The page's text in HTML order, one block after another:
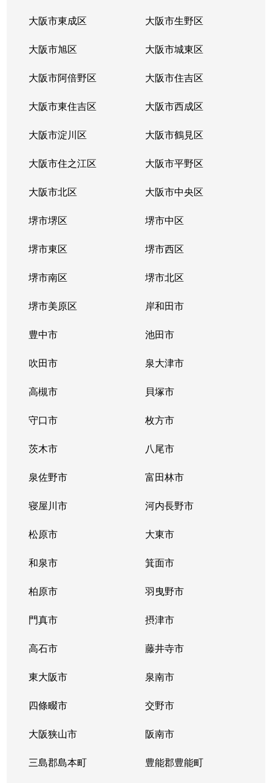
阪南町 文の里
阪南町
文の里
阪南町
2,100万円 松虫
美章園
7,000万円 河堀口
美章園
美章園
美章園
1,300万円 美章園
文の里
37,000万円 昭和町(大阪)
文の里
昭和町(大阪)
文の里
文の里
松虫通
北天下茶屋
松虫通
13,000万円 松虫
松虫通
松虫
松虫通
松虫
松虫通
松虫
丸山通
松虫
桃ケ池町
昭和町(大阪)
大阪市東成区 大阪市生野区
大阪市旭区 大阪市城東区
大阪市阿倍野区 大阪市住吉区
大阪市東住吉区 大阪市西成区
大阪市淀川区 大阪市鶴見区
大阪市住之江区 大阪市平野区
大阪市北区 大阪市中央区
堺市堺区 堺市中区
堺市東区 堺市西区
堺市南区 堺市北区
堺市美原区 岸和田市
豊中市 池田市
吹田市 泉大津市
高槻市 貝塚市
守口市 枚方市
茨木市 八尾市
泉佐野市 富田林市
寝屋川市 河内長野市
松原市 大東市
和泉市 箕面市
柏原市 羽曳野市
門真市 摂津市
高石市 藤井寺市
東大阪市 泉南市
四條畷市 交野市
大阪狭山市 阪南市
三島郡島本町 豊能郡豊能町